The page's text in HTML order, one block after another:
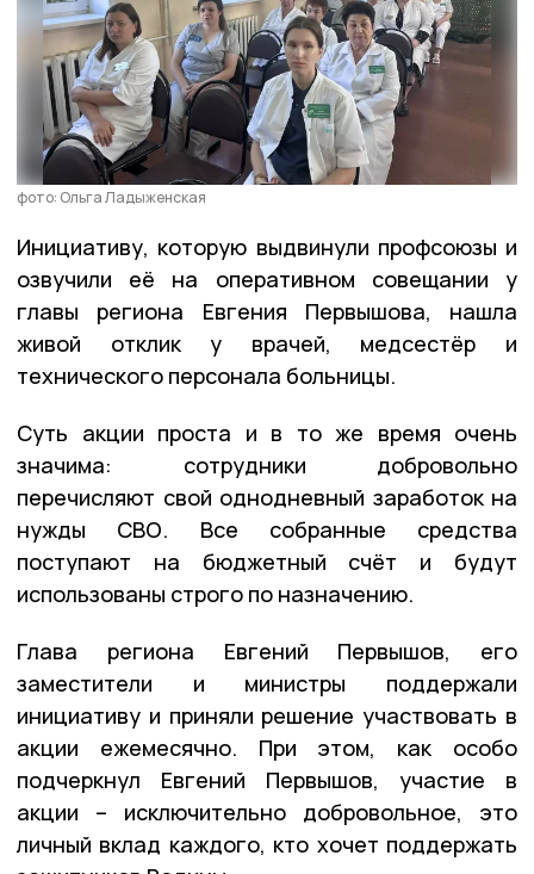
фото: Ольга Ладыженская
Инициативу, которую выдвинули профсоюзы и
озвучили её на оперативном совещании у
главы региона Евгения Первышова, нашла
живой отклик у врачей, медсестёр и
технического персонала больницы.
Суть акции проста и в то же время очень
значима: сотрудники добровольно
перечисляют свой однодневный заработок на
нужды СВО. Все собранные средства
поступают на бюджетный счёт и будут
использованы строго по назначению.
Глава региона Евгений Первышов, его
заместители и министры поддержали
инициативу и приняли решение участвовать в
акции ежемесячно. При этом, как особо
подчеркнул Евгений Первышов, участие в
акции – исключительно добровольное, это
личный вклад каждого, кто хочет поддержать